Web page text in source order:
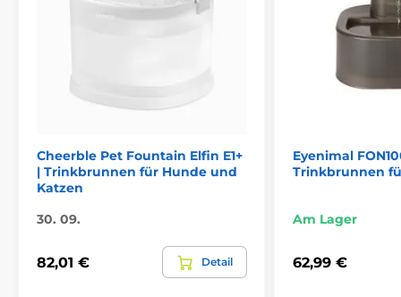
Cheerble Pet Fountain Elfin E1+
| Trinkbrunnen für Hunde und
Katzen
30. 09.
82,01 € Detail
Eyenimal
Trinkbrunnen
Am Lager
62,99 €